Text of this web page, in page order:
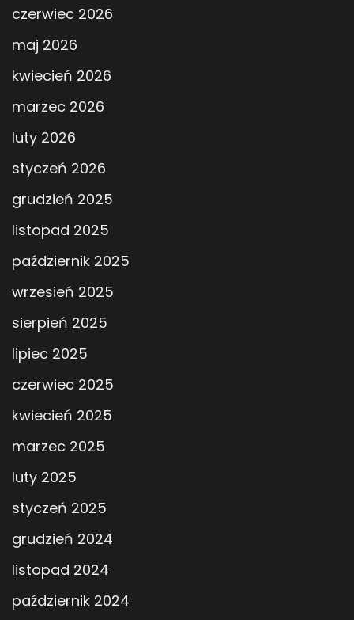
czerwiec 2026
maj 2026
kwiecień 2026
marzec 2026
luty 2026
styczeń 2026
grudzień 2025
listopad 2025
październik 2025
wrzesień 2025
sierpień 2025
lipiec 2025
czerwiec 2025
kwiecień 2025
marzec 2025
luty 2025
styczeń 2025
grudzień 2024
listopad 2024
październik 2024